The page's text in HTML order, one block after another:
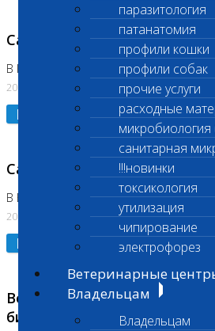
паразитология
патанатомия
профили кошки
профили собак
прочие услуги
расходные
микробиология
санитарная
!!!новинки
токсикология
утилизация
чипирование
электрофорез
Ветеринарные
Владельцам
Владельцам
Санитарные дни
В Коломне 24.07.2026 и 28.07.2026
20.07.2026
Подробнее
Санитарный день
В Бутово 21.07.2026
20.07.2026
Подробнее
Возобновлено выполнение
биохимических